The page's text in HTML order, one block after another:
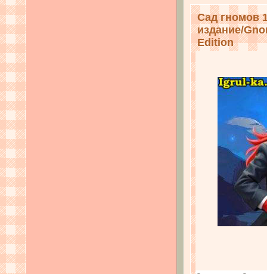
Сад гномов
издание/
Edition